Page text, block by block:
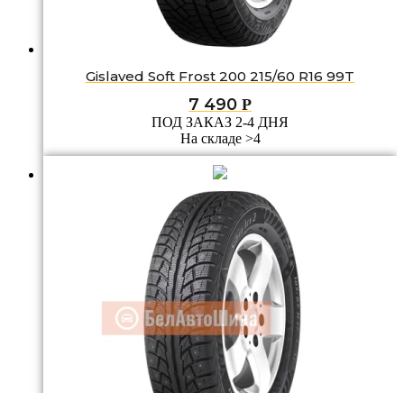
Gislaved Soft Frost 200 215/60 R16 99T
7 490 Р
ПОД ЗАКАЗ 2-4 ДНЯ
На складе >4